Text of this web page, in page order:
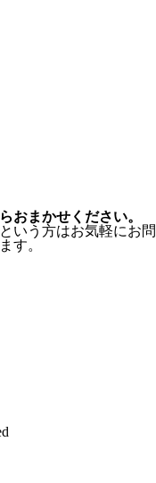
おまかせください。
いう方はお気軽にお問
す。